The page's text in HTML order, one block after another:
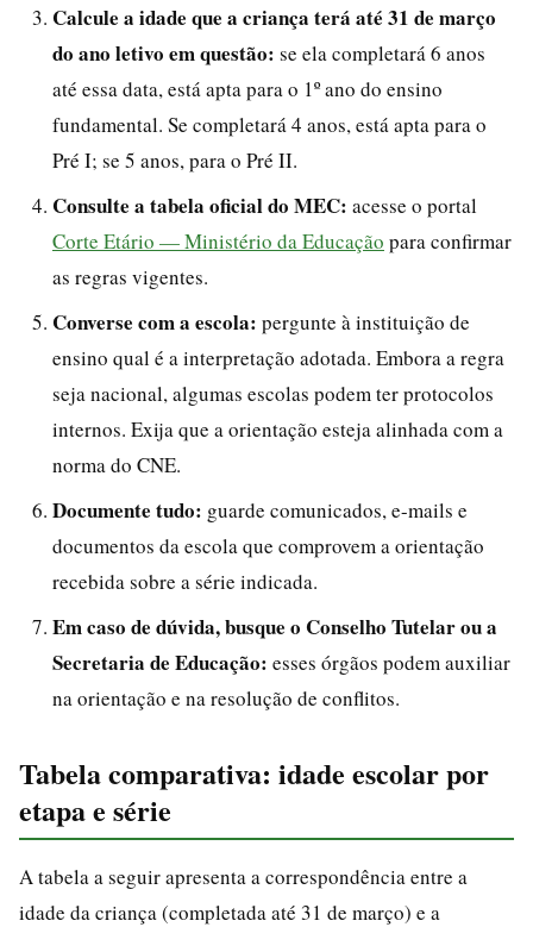
Calcule a idade que a criança terá até 31 de março
do ano letivo em questão: se ela completará 6 anos
até essa data, está apta para o 1º ano do ensino
fundamental. Se completará 4 anos, está apta para o
Pré I; se 5 anos, para o Pré II.
Consulte a tabela oficial do MEC: acesse o portal
Corte Etário — Ministério da Educação para confirmar
as regras vigentes.
Converse com a escola: pergunte à instituição de
ensino qual é a interpretação adotada. Embora a regra
seja nacional, algumas escolas podem ter protocolos
internos. Exija que a orientação esteja alinhada com a
norma do CNE.
Documente tudo: guarde comunicados, e-mails e
documentos da escola que comprovem a orientação
recebida sobre a série indicada.
Em caso de dúvida, busque o Conselho Tutelar ou a
Secretaria de Educação: esses órgãos podem auxiliar
na orientação e na resolução de conflitos.
Tabela comparativa: idade escolar por
etapa e série
A tabela a seguir apresenta a correspondência entre a
idade da criança (completada até 31 de março) e a